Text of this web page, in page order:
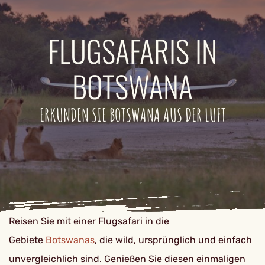
FLUGSAFARIS IN
BOTSWANA
ERKUNDEN SIE BOTSWANA AUS DER LUFT
Reisen Sie mit einer Flugsafari in die
Gebiete Botswanas, die wild, ursprünglich und einfach
unvergleichlich sind. Genießen Sie diesen einmaligen